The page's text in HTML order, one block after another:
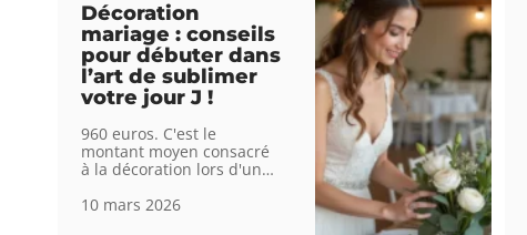
Décoration
mariage : conseils
pour débuter dans
l’art de sublimer
votre jour J !
960 euros. C'est le
montant moyen consacré
à la décoration lors d'un…
10 mars 2026